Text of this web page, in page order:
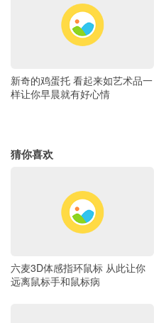
新奇的鸡蛋托 看起来如艺术品一
样让你早晨就有好心情
猜你喜欢
六麦3D体感指环鼠标 从此让你
远离鼠标手和鼠标病